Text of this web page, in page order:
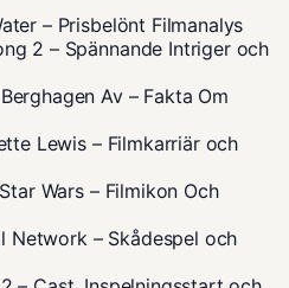
– Prisbelönt Filmanalys
2 – Spännande Intriger och
Av – Fakta Om
Lewis – Filmkarriär och
Wars – Filmikon Och
Network – Skådespel och